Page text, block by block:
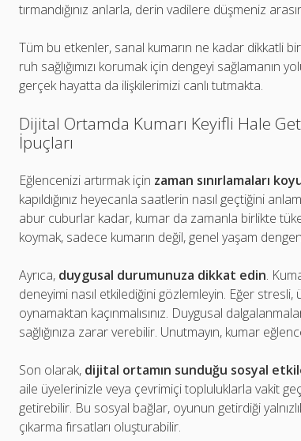
tırmandığınız anlarla, derin vadilere düşmeniz
Tüm bu etkenler, sanal kumarın ne kadar dikkatli
ruh sağlığımızı korumak için dengeyi sağlamanın
gerçek hayatta da ilişkilerimizi canlı tutmakta.
Dijital Ortamda Kumarı Keyifli Hale
İpuçları
Eğlencenizi artırmak için zaman sınırlamaları
kapıldığınız heyecanla saatlerin nasıl geçtiğini
abur cuburlar kadar, kumar da zamanla birlikte
koymak, sadece kumarın değil, genel yaşam
Ayrıca, duygusal durumunuza dikkat edin.
deneyimi nasıl etkilediğini gözlemleyin. Eğer
oynamaktan kaçınmalısınız. Duygusal
sağlığınıza zarar verebilir. Unutmayın, kumar
Son olarak, dijital ortamın sunduğu sosyal
aile üyelerinizle veya çevrimiçi topluluklarla vakit
getirebilir. Bu sosyal bağlar, oyunun getirdiği
çıkarma fırsatları oluşturabilir.